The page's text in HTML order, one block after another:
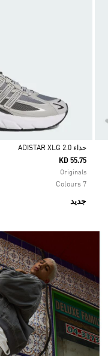
Selected
حذاء ADISTAR XLG 2.0
KD 55.75
Originals
7 Colours
جديد